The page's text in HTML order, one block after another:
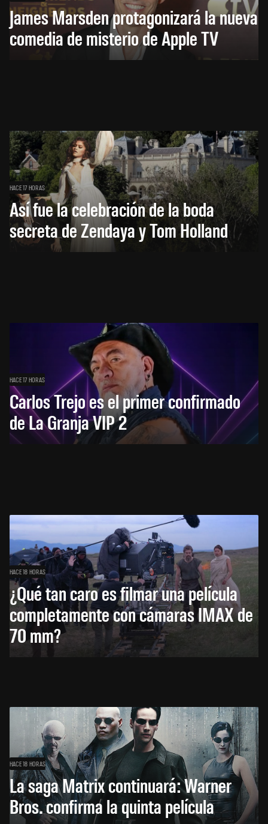
James Marsden protagonizará la nueva
comedia de misterio de Apple TV
HACE 17 HORAS
Así fue la celebración de la boda
secreta de Zendaya y Tom Holland
HACE 17 HORAS
Carlos Trejo es el primer confirmado
de La Granja VIP 2
HACE 18 HORAS
¿Qué tan caro es filmar una película
completamente con cámaras IMAX de
70 mm?
HACE 18 HORAS
La saga Matrix continuará: Warner
Bros. confirma la quinta película